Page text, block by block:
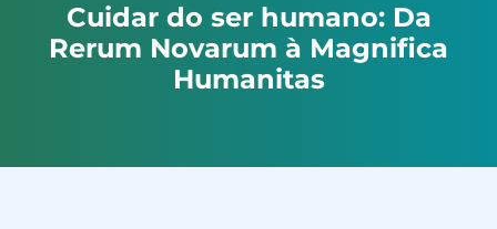
Cuidar do ser humano: Da
Rerum Novarum à Magnifica
Humanitas